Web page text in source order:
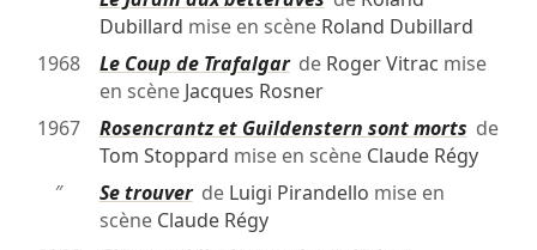
Dubillard mise en scène Roland Dubillard
1968
Le Coup de Trafalgarde Roger Vitrac mise
en scène Jacques Rosner
1967
Rosencrantz et Guildenstern sont morts de
Tom Stoppard mise en scène Claude Régy
″
Se trouverde Luigi Pirandello mise en
scène Claude Régy